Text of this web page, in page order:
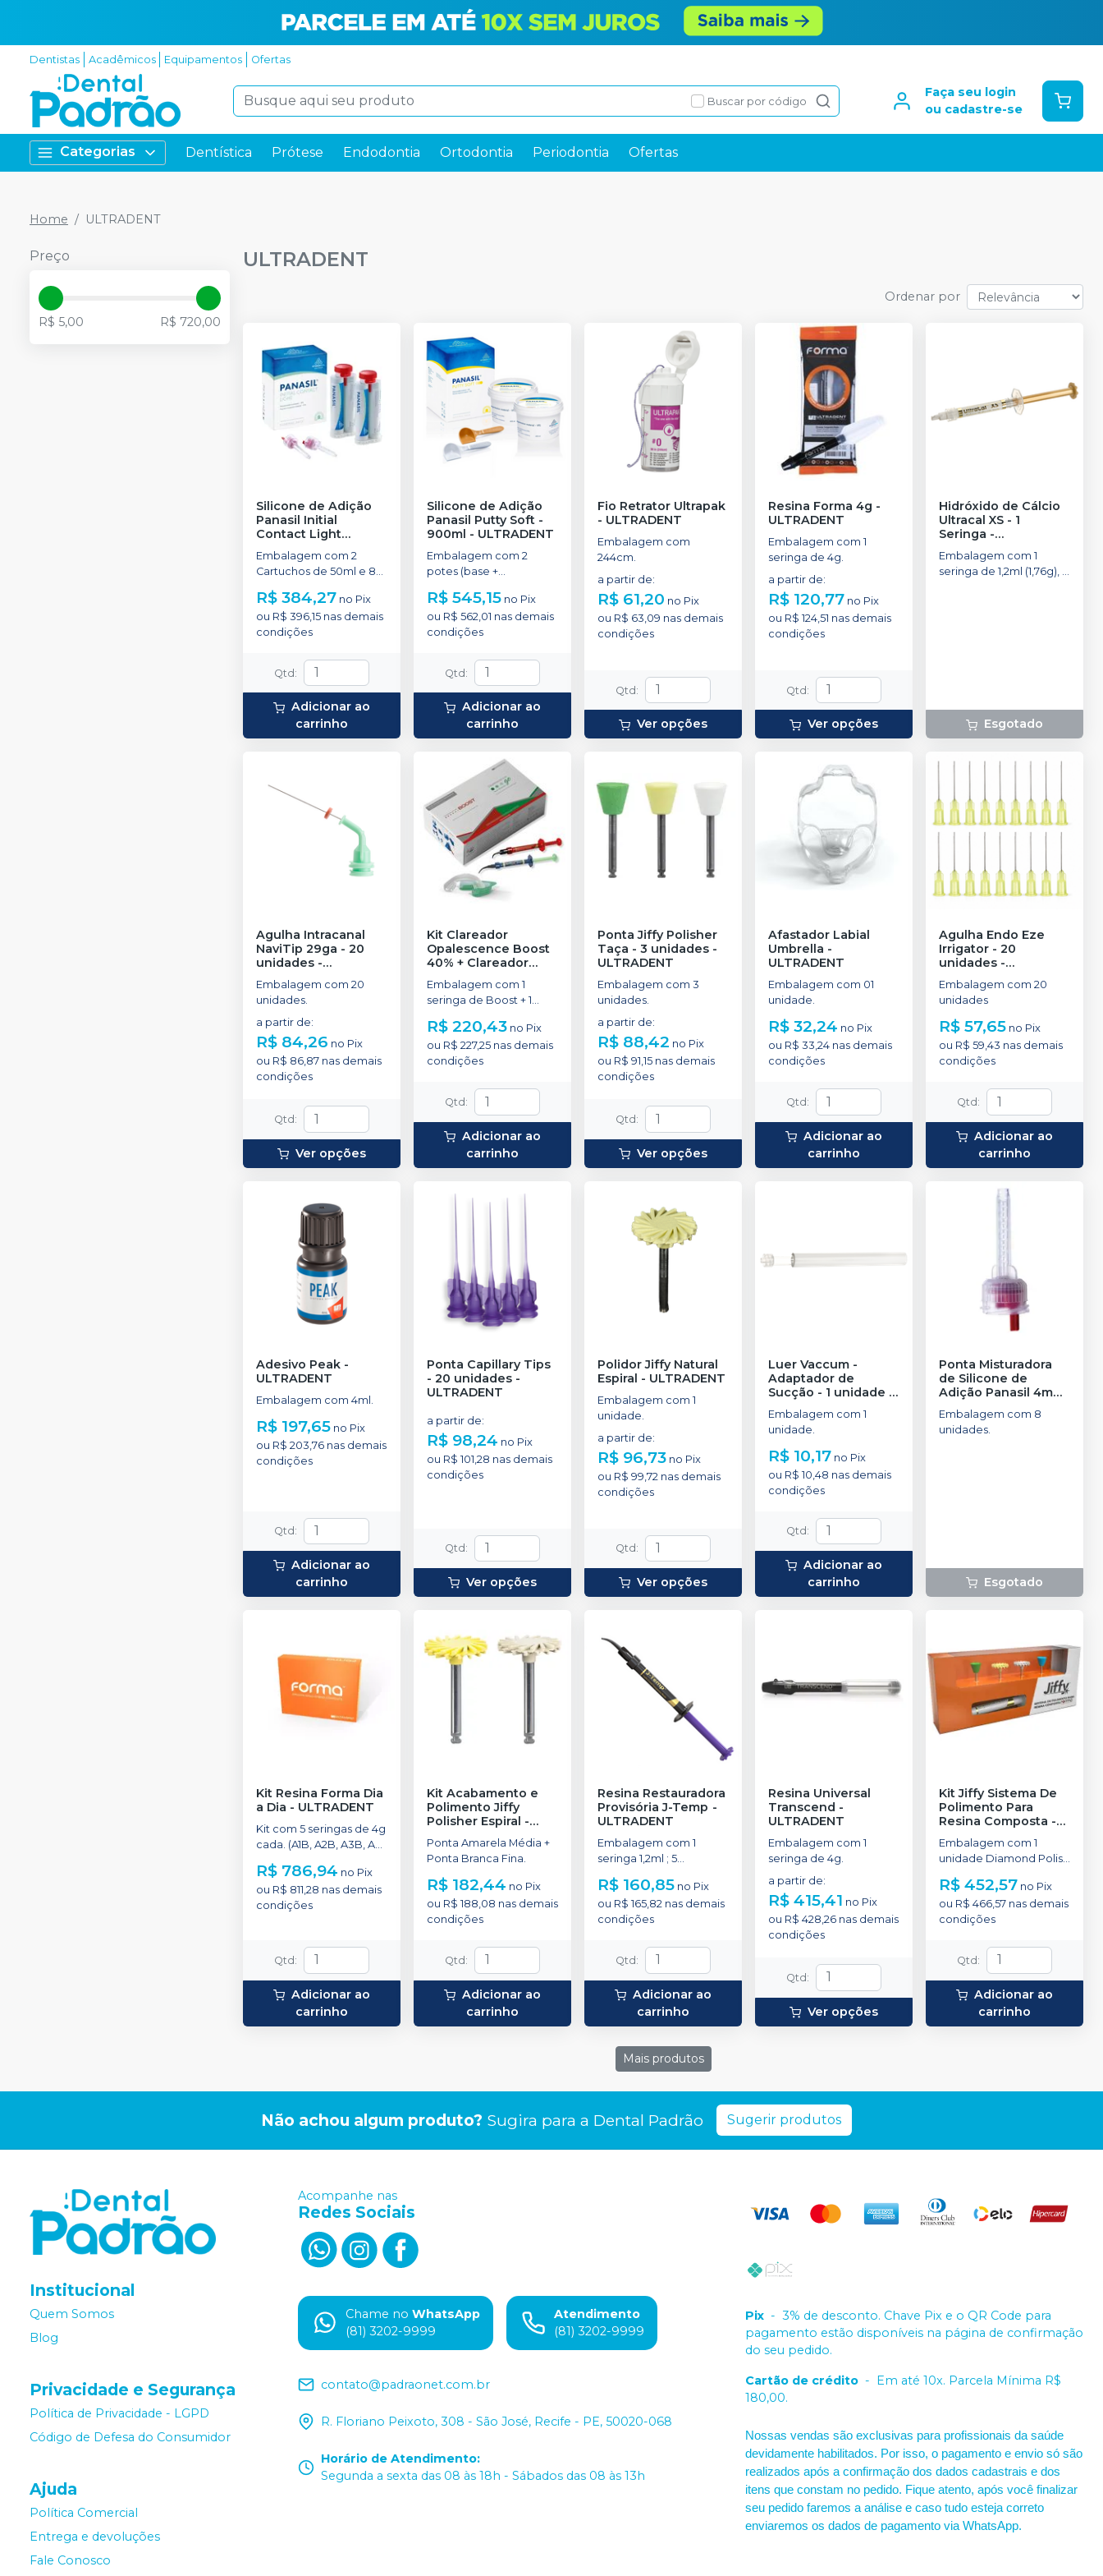
Dentistas Acadêmicos Equipamentos Ofertas
Buscar por código
Faça seu login
ou cadastre-se
Categorias Dentística Prótese Endodontia Ortodontia Periodontia Ofertas
Home ULTRADENT
Preço
R$ 5,00 R$ 720,00
ULTRADENT
Ordenar por
Silicone de Adição
Panasil Initial
Contact Light
Normal Pack
ULTRADENT
Embalagem com 2
Cartuchos de 50ml e 8
pontas.
R$ 384,27 no Pix
ou R$ 396,15 nas demais
condições
Qtd:
Adicionar ao
carrinho
Silicone de Adição
Panasil Putty Soft -
900ml - ULTRADENT
Embalagem com 2
potes (base +
catalisador) de 450 ml.
R$ 545,15 no Pix
ou R$ 562,01 nas demais
condições
Qtd:
Adicionar ao
carrinho
Fio Retrator Ultrapak
- ULTRADENT
Embalagem com
244cm.
a partir de:
R$ 61,20 no Pix
ou R$ 63,09 nas demais
condições
Qtd:
Ver opções
Resina Forma 4g -
ULTRADENT
Embalagem com 1
seringa de 4g.
a partir de:
R$ 120,77 no Pix
ou R$ 124,51 nas demais
condições
Qtd:
Ver opções
Hidróxido de Cálcio
Ultracal XS - 1
Seringa -
ULTRADENT
Embalagem com 1
seringa de 1,2ml (1,76g), 2
Esgotado
Agulha Intracanal
NaviTip 29ga - 20
unidades -
ULTRADENT
Embalagem com 20
unidades.
a partir de:
R$ 84,26 no Pix
ou R$ 86,87 nas demais
condições
Qtd :
Ver opções
Kit Clareador
Opalescence Boost
40% + Clareador
Opalescence GO 15%
+ Protetor Gengival
Opaldan-
ULTRADENT
Embalagem com 1
seringa de Boost + 1
seringa de OpalDam
Green + 5 blisters de Go
15% + 4 Black Mini Tip.
R$ 220,43 no Pix
ou R$ 227,25 nas demais
condições
Qtd :
Adicionar ao
carrinho
Ponta Jiffy Polisher
Taça - 3 unidades -
ULTRADENT
Embalagem com 3
unidades.
a partir de:
R$ 88,42 no Pix
ou R$ 91,15 nas demais
condições
Qtd :
Ver opções
Afastador Labial
Umbrella -
ULTRADENT
Embalagem com 01
unidade.
R$ 32,24 no Pix
ou R$ 33,24 nas demais
condições
Qtd :
Adicionar ao
carrinho
Agulha Endo Eze
Irrigator - 20
unidades -
ULTRADENT
Embalagem com 20
unidades
R$ 57,65 no Pix
ou R$ 59,43 nas demais
condições
Qtd :
Adicionar ao
carrinho
Adesivo Peak -
ULTRADENT
Embalagem com 4ml.
R$ 197,65 no Pix
ou R$ 203,76 nas demais
condições
Qtd :
Adicionar ao
carrinho
Ponta Capillary Tips
- 20 unidades -
ULTRADENT
a partir de:
R$ 98,24 no Pix
ou R$ 101,28 nas demais
condições
Qtd :
Ver opções
Polidor Jiffy Natural
Espiral - ULTRADENT
Embalagem com 1
unidade.
a partir de:
R$ 96,73 no Pix
ou R$ 99,72 nas demais
condições
Qtd :
Ver opções
Luer Vaccum -
Adaptador de
Sucção - 1 unidade -
ULTRADENT
Embalagem com 1
unidade.
R$ 10,17 no Pix
ou R$ 10,48 nas demais
condições
Qtd :
Adicionar ao
carrinho
Ponta Misturadora
de Silicone de
Adição Panasil 4mm
ULTRADENT
Embalagem com 8
unidades.
Esgotado
Kit Resina Forma Dia
a Dia - ULTRADENT
Kit com 5 seringas de 4g
cada. (A1B, A2B, A3B, A2E
e Opaquer).
R$ 786,94 no Pix
ou R$ 811,28 nas demais
condições
Qtd :
Adicionar ao
carrinho
Kit Acabamento e
Polimento Jiffy
Polisher Espiral -
ULTRADENT
Ponta Amarela Média +
Ponta Branca Fina.
R$ 182,44 no Pix
ou R$ 188,08 nas demais
condições
Qtd :
Adicionar ao
carrinho
Resina Restauradora
Provisória J-Temp -
ULTRADENT
Embalagem com 1
seringa 1,2ml ; 5
Ponteiras para aplicação
(Black Mini Tip).
R$ 160,85 no Pix
ou R$ 165,82 nas demais
condições
Qtd :
Adicionar ao
carrinho
Resina Universal
Transcend -
ULTRADENT
Embalagem com 1
seringa de 4g.
a partir de:
R$ 415,41 no Pix
ou R$ 428,26 nas demais
condições
Qtd :
Ver opções
Kit Jiffy Sistema De
Polimento Para
Resina Composta -
ULTRADENT
Embalagem com 1
unidade Diamond Polish
de 0,5 Micra; 1 unidade
Jiffy Hishine Cup; 1
unidade Jiffy Polisher
Cups Coarse, 1 unidade
R$ 452,57 no Pix
ou R$ 466,57 nas demais
condições
Qtd :
Adicionar ao
carrinho
Mais produtos
Não achou algum produto? Sugira para a Dental Padrão Sugerir produtos
Institucional
Quem Somos
Blog
Privacidade e Segurança
Política de Privacidade - LGPD
Código de Defesa do Consumidor
Ajuda
Política Comercial
Entrega e devoluções
Fale Conosco
Acompanhe nas
Redes Sociais
Chame no WhatsApp
(81) 3202-9999
Atendimento
(81) 3202-9999
contato@padraonet.com.br
R. Floriano Peixoto, 308 - São José, Recife - PE, 50020-068
Horário de Atendimento:
Segunda a sexta das 08 às 18h - Sábados das 08 às 13h
Pix - 3% de desconto. Chave Pix e o QR Code para
pagamento estão disponíveis na página de confirmação
do seu pedido.
Cartão de crédito - Em até 10x. Parcela Mínima R$
180,00.
Nossas vendas são exclusivas para profissionais da saúde
devidamente habilitados. Por isso, o pagamento e envio só são
realizados após a confirmação dos dados cadastrais e dos
itens que constam no pedido. Fique atento, após você finalizar
seu pedido faremos a análise e caso tudo esteja correto
enviaremos os dados de pagamento via WhatsApp.